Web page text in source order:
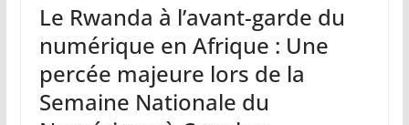
Le Rwanda à l’avant-garde du
numérique en Afrique : Une
percée majeure lors de la
Semaine Nationale du